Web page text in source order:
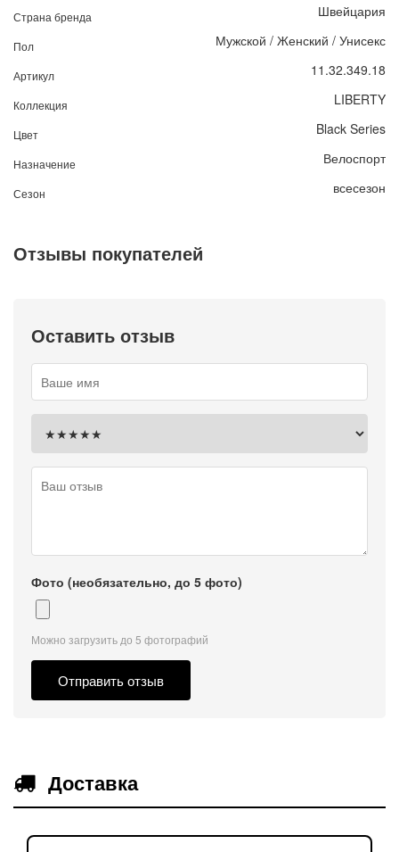
Страна бренда Швейцария
Пол Мужской / Женский / Унисекс
Артикул 11.32.349.18
Коллекция LIBERTY
Цвет Black Series
Назначение Велоспорт
Сезон всесезон
Отзывы покупателей
Оставить отзыв
Фото (необязательно, до 5 фото)
Можно загрузить до 5 фотографий
Отправить отзыв
Доставка